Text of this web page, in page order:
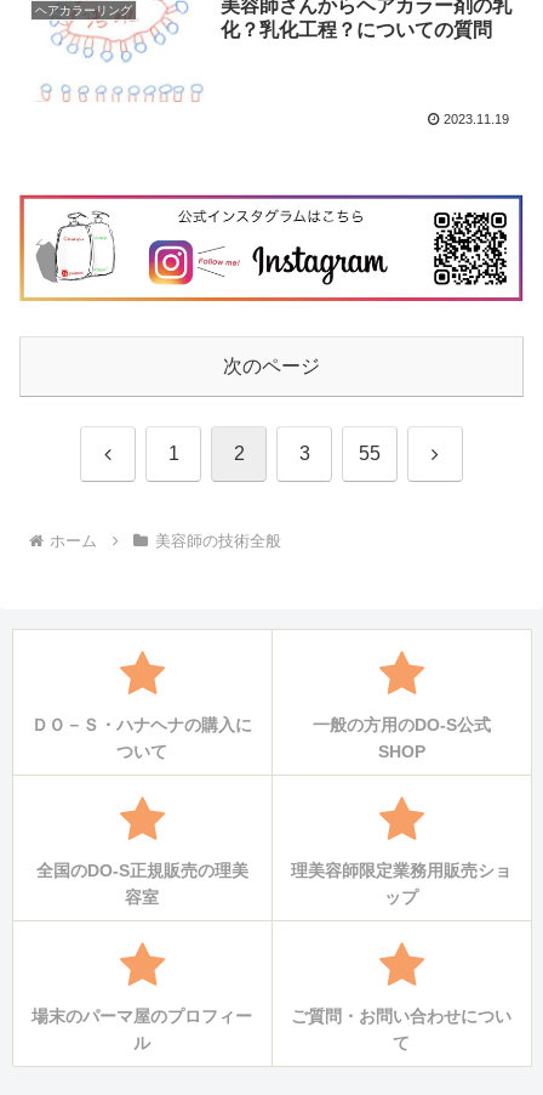
ヘアカラーリング
美容師さんからヘアカラー剤の乳
化？乳化工程？についての質問
2023.11.19
次のページ
前 1 2 3 55 次
ホーム 美容師の技術全般
ＤＯ－Ｓ・ハナヘナの購入に
ついて
一般の方用のDO-S公式
SHOP
全国のDO-S正規販売の理美
容室
理美容師限定業務用販売ショ
ップ
場末のパーマ屋のプロフィー
ル
ご質問・お問い合わせについ
て